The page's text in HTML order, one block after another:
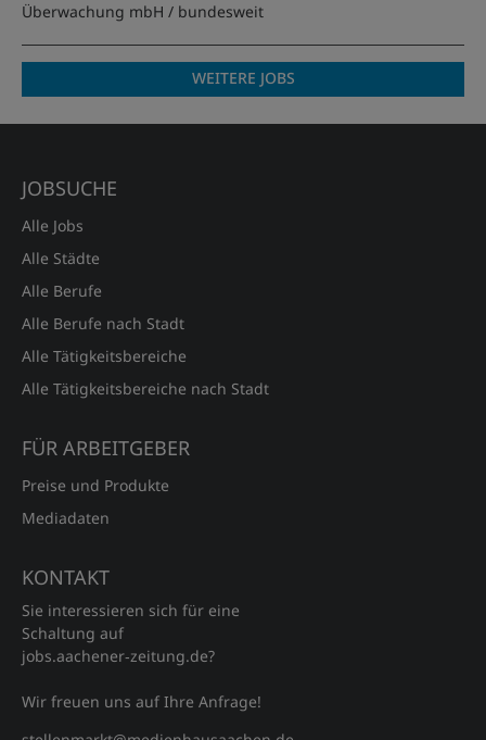
Überwachung mbH / bundesweit
WEITERE JOBS
JOBSUCHE
Alle Jobs
Alle Städte
Alle Berufe
Alle Berufe nach Stadt
Alle Tätigkeitsbereiche
Alle Tätigkeitsbereiche nach Stadt
FÜR ARBEITGEBER
Preise und Produkte
Mediadaten
KONTAKT
Sie interessieren sich für eine
Schaltung auf
jobs.aachener‑zeitung.de?
Wir freuen uns auf Ihre Anfrage!